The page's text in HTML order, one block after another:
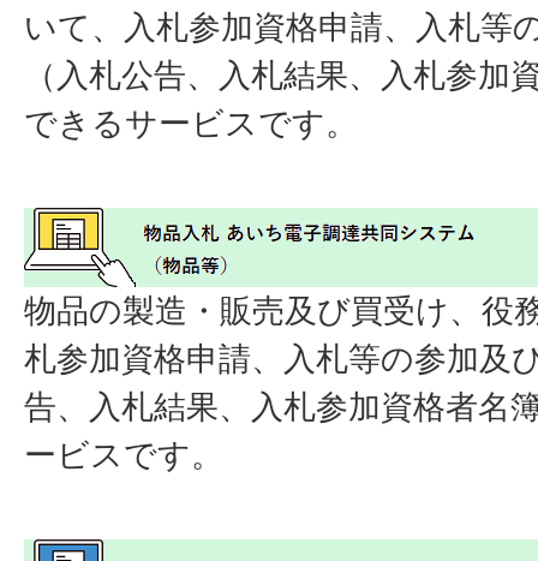
いて、入札参加資格申請、入札等
（入札公告、入札結果、入札参加
できるサービスです。
物品の製造・販売及び買受け、役
札参加資格申請、入札等の参加及
告、入札結果、入札参加資格者名
ービスです。